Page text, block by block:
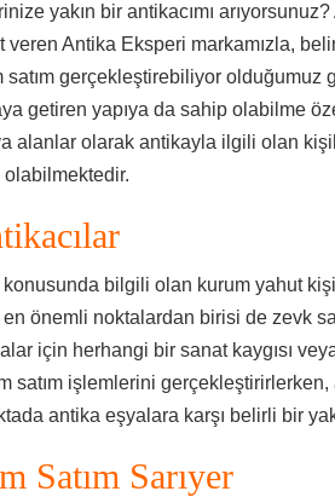
yakın bir antikacımı
veren Antika Eksperi markamızla,
satım gerçekleştirebiliyor olduğumuz
getiren yapıya da sahip olabilme
alanlar olarak antikayla ilgili olan
konusunda bilgili olan kurum yahut
en önemli noktalardan birisi de zevk
için herhangi bir sanat kaygısı
satım işlemlerini gerçekleştirirlerken,
antika eşyalara karşı belirli bir
Satım Sarıyer